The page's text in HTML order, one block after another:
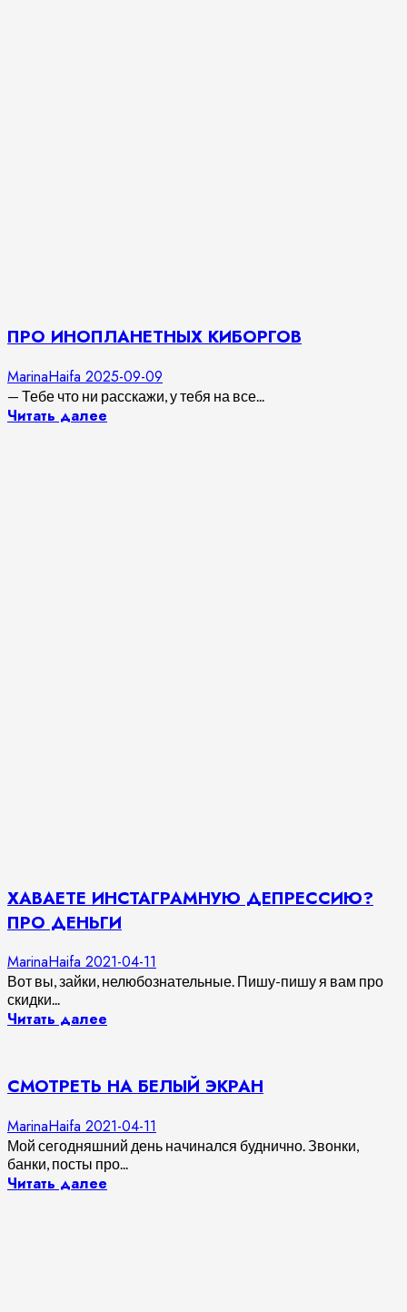
ПРО ИНОПЛАНЕТНЫХ КИБОРГОВ
MarinaHaifa 2025-09-09
— Тебе что ни расскажи, у тебя на все...
Читать далее
ХАВАЕТЕ ИНСТАГРАМНУЮ ДЕПРЕССИЮ?
ПРО ДЕНЬГИ
MarinaHaifa 2021-04-11
Вот вы, зайки, нелюбознательные. Пишу-пишу я вам про
скидки...
Читать далее
СМОТРЕТЬ НА БЕЛЫЙ ЭКРАН
MarinaHaifa 2021-04-11
Мой сегодняшний день начинался буднично. Звонки,
банки, посты про...
Читать далее